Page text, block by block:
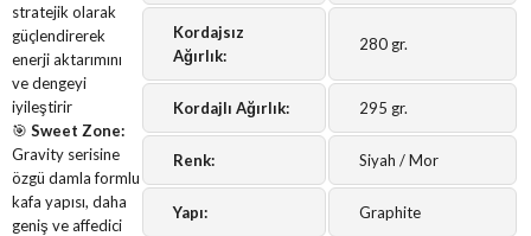
stratejik olarak
güçlendirerek
enerji aktarımını
ve dengeyi
iyileştirir
🎯 Sweet Zone:
Gravity serisine
özgü damla formlu
kafa yapısı, daha
geniş ve affedici
Kordajsız
Ağırlık:
280 gr.
Kordajlı Ağırlık: 295 gr.
Renk: Siyah / Mor
Yapı: Graphite